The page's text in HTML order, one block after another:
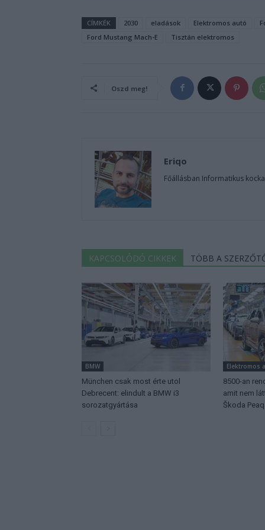
CÍMKÉK 2030 eladások Elektromos autó
Ford Mustang Mach-E
Tisztán elektromos
Oszd meg!
Eriqo
Főállásban Informatikus
KAPCSOLÓDÓ CIKKEK TÖBB A
BMW
München csak most érte utol
Debrecent: elindult a BMW i3
sorozatgyártása
Elektromos
8500-an
amit nem
Škoda